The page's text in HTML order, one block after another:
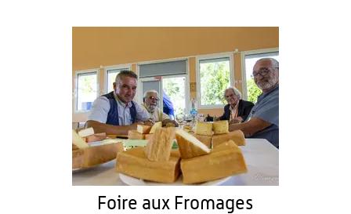
Foire aux Fromages